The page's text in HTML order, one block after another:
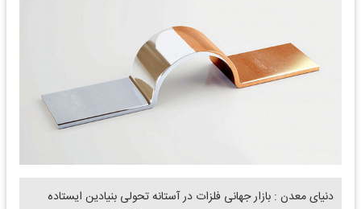
دنیای معدن : بازار جهانی فلزات در آستانه تحولی بنیادین ایستاده